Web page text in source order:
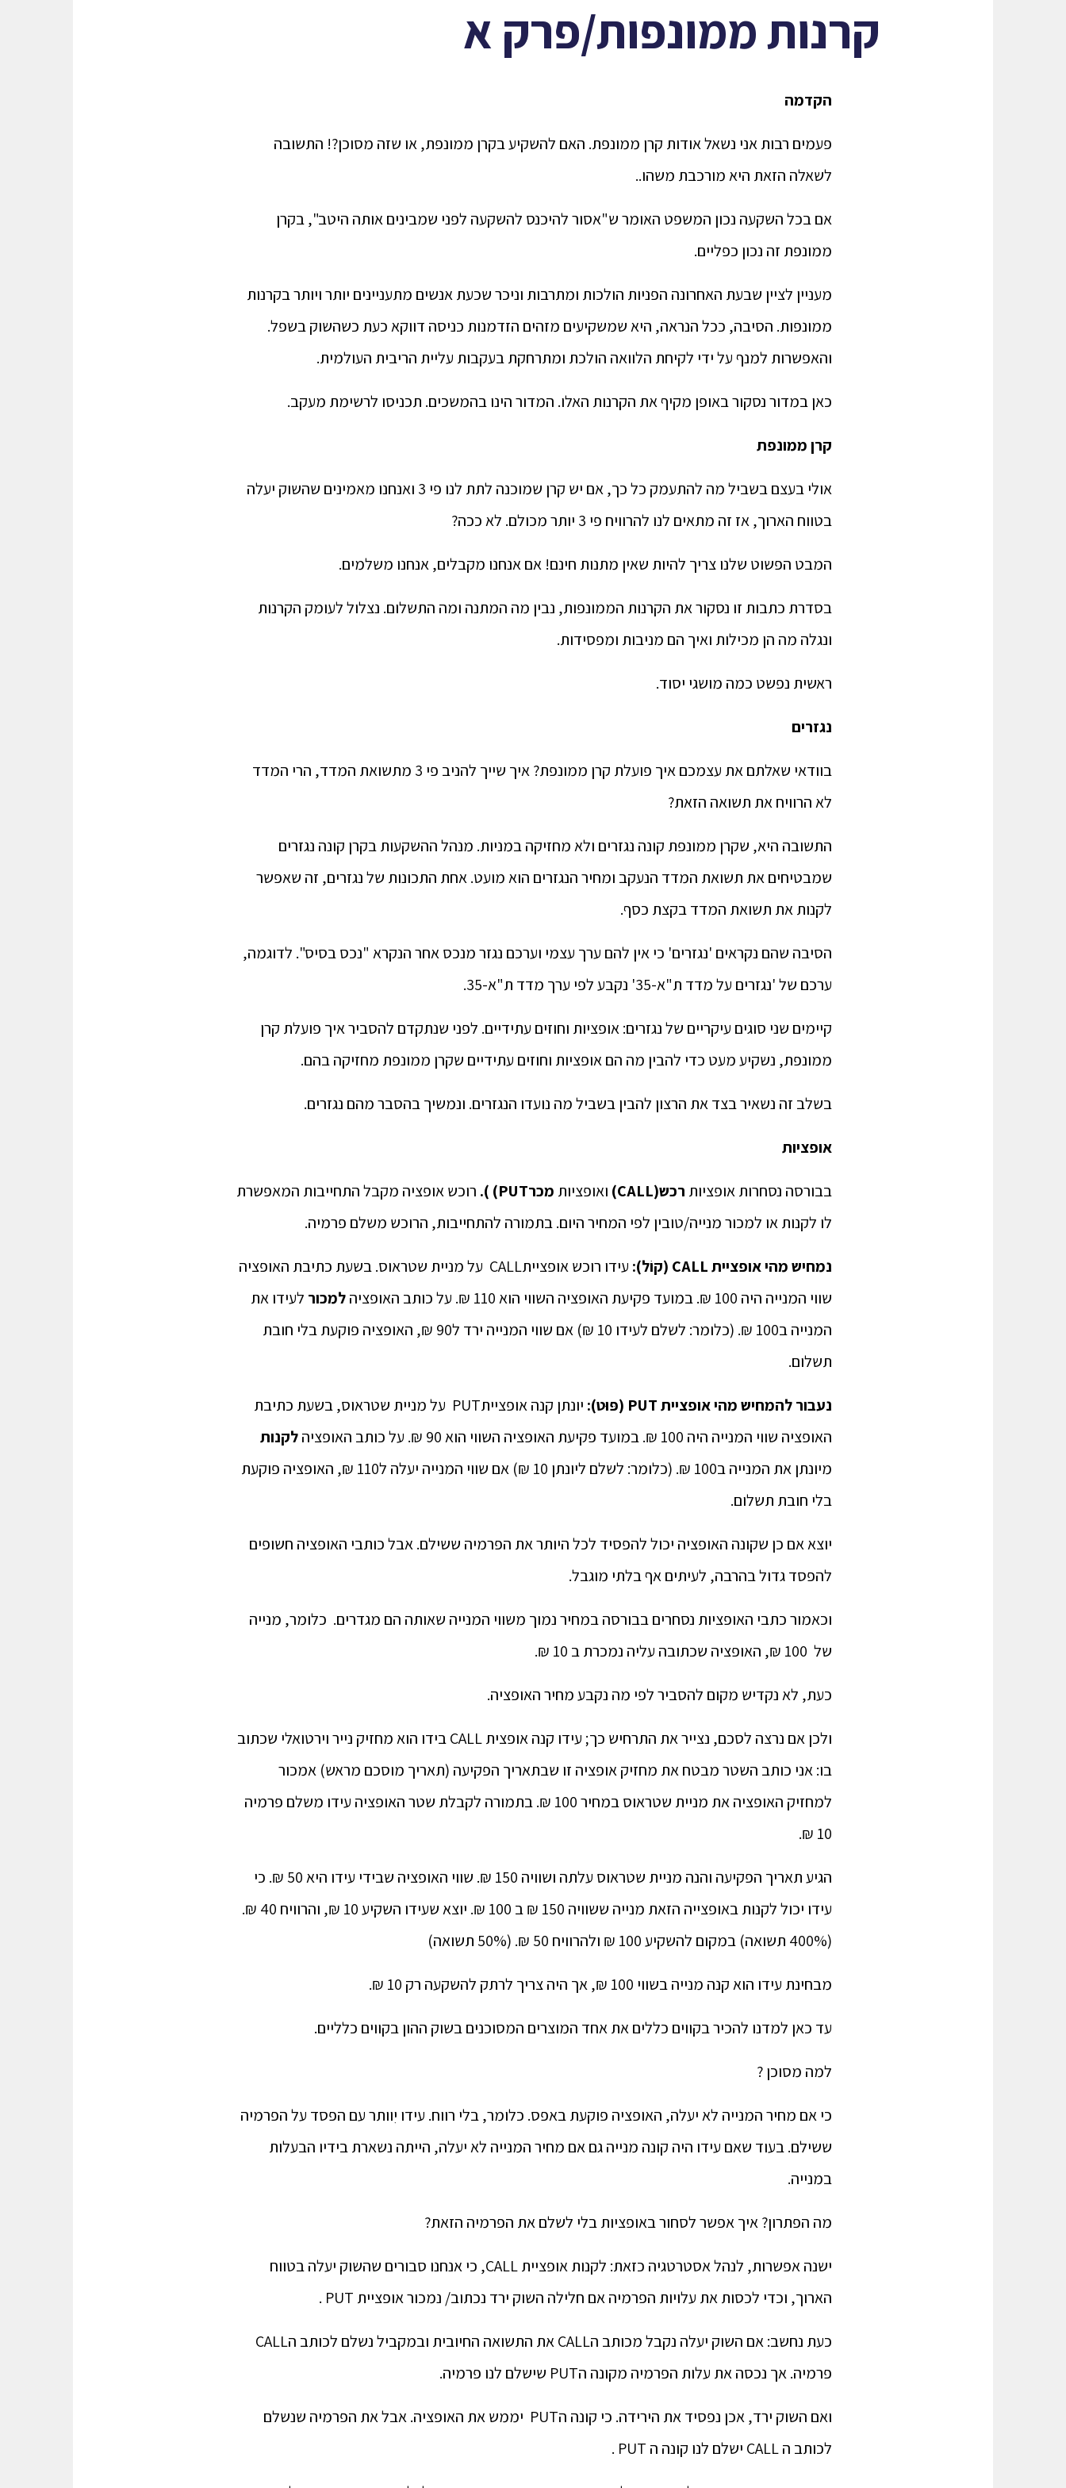
קרנות ממונפות/פרק א
הקדמה
פעמים רבות אני נשאל אודות קרן ממונפת. האם להשקיע בקרן ממונפת, או שזה מסוכן?! התשובה
לשאלה הזאת היא מורכבת משהו..
אם בכל השקעה נכון המשפט האומר ש"אסור להיכנס להשקעה לפני שמבינים אותה היטב", בקרן
ממונפת זה נכון כפליים.
מעניין לציין שבעת האחרונה הפניות הולכות ומתרבות וניכר שכעת אנשים מתעניינים יותר ויותר בקרנות
ממונפות. הסיבה, ככל הנראה, היא שמשקיעים מזהים הזדמנות כניסה דווקא כעת כשהשוק בשפל.
והאפשרות למנף על ידי לקיחת הלוואה הולכת ומתרחקת בעקבות עליית הריבית העולמית.
כאן במדור נסקור באופן מקיף את הקרנות האלו. המדור הינו בהמשכים. תכניסו לרשימת מעקב.
קרן ממונפת
אולי בעצם בשביל מה להתעמק כל כך, אם יש קרן שמוכנה לתת לנו פי 3 ואנחנו מאמינים שהשוק יעלה
בטווח הארוך, אז זה מתאים לנו להרוויח פי 3 יותר מכולם. לא ככה?
המבט הפשוט שלנו צריך להיות שאין מתנות חינם! אם אנחנו מקבלים, אנחנו משלמים.
בסדרת כתבות זו נסקור את הקרנות הממונפות, נבין מה המתנה ומה התשלום. נצלול לעומק הקרנות
ונגלה מה הן מכילות ואיך הם מניבות ומפסידות.
ראשית נפשט כמה מושגי יסוד.
נגזרים
בוודאי שאלתם את עצמכם איך פועלת קרן ממונפת? איך שייך להניב פי 3 מתשואת המדד, הרי המדד
לא הרוויח את תשואה הזאת?
התשובה היא, שקרן ממונפת קונה נגזרים ולא מחזיקה במניות. מנהל ההשקעות בקרן קונה נגזרים
שמבטיחים את תשואת המדד הנעקב ומחיר הנגזרים הוא מועט. אחת התכונות של נגזרים, זה שאפשר
לקנות את תשואת המדד בקצת כסף.
הסיבה שהם נקראים 'נגזרים' כי אין להם ערך עצמי וערכם נגזר מנכס אחר הנקרא "נכס בסיס". לדוגמה,
ערכם של 'נגזרים על מדד ת"א-35' נקבע לפי ערך מדד ת"א-35.
קיימים שני סוגים עיקריים של נגזרים: אופציות וחוזים עתידיים. לפני שנתקדם להסביר איך פועלת קרן
ממונפת, נשקיע מעט כדי להבין מה הם אופציות וחוזים עתידיים שקרן ממונפת מחזיקה בהם.
בשלב זה נשאיר בצד את הרצון להבין בשביל מה נועדו הנגזרים. ונמשיך בהסבר מהם נגזרים.
אופציות
בבורסה נסחרות אופציות רכש(CALL) ואופציות מכרPUT)
). רוכש אופציה מקבל התחייבות המאפשרת
לו לקנות או למכור מנייה/טובין לפי המחיר היום. בתמורה להתחייבות, הרוכש משלם פרמיה.
נמחיש מהי אופצייתCALL (קוֹל):
עידו רוכש אופצייתCALL על מניית שטראוס. בשעת כתיבת האופציה
שווי המנייה היה 100 ₪. במועד פקיעת האופציה השווי הוא 110 ₪. על כותב האופציה
למכור לעידו את
המנייה ב100 ₪. (כלומר: לשלם לעידו 10 ₪) אם שווי המנייה ירד ל90 ₪, האופציה פוקעת בלי חובת
תשלום.
נעבור להמחיש מהי אופצייתPUT
(פּוּט):
יונתן קנה אופצייתPUT על מניית שטראוס, בשעת כתיבת
האופציה שווי המנייה היה 100 ₪. במועד פקיעת האופציה השווי הוא 90 ₪. על כותב האופציה
לקנות
מיונתן את המנייה ב100 ₪. (כלומר: לשלם ליונתן 10 ₪) אם שווי המנייה יעלה ל110 ₪, האופציה פוקעת
בלי חובת תשלום.
יוצא אם כן שקונה האופציה יכול להפסיד לכל היותר את הפרמיה ששילם. אבל כותבי האופציה חשופים
להפסד גדול בהרבה, לעיתים אף בלתי מוגבל.
וכאמור כתבי האופציות נסחרים בבורסה במחיר נמוך משווי המנייה שאותה הם מגדרים. כלומר, מנייה
של 100 ₪, האופציה שכתובה עליה נמכרת ב 10 ₪.
כעת, לא נקדיש מקום להסביר לפי מה נקבע מחיר האופציה.
ולכן אם נרצה לסכם, נצייר את התרחיש כך; עידו קנה אופצית CALL בידו הוא מחזיק נייר וירטואלי שכתוב
בו: אני כותב השטר מבטח את מחזיק אופציה זו שבתאריך הפקיעה (תאריך מוסכם מראש) אמכור
למחזיק האופציה את מניית שטראוס במחיר 100 ₪. בתמורה לקבלת שטר האופציה עידו משלם פרמיה
10 ₪.
הגיע תאריך הפקיעה והנה מניית שטראוס עלתה ושוויה 150 ₪. שווי האופציה שבידי עידו היא 50 ₪. כי
עידו יכול לקנות באופצייה הזאת מנייה ששוויה 150 ₪ ב 100 ₪. יוצא שעידו השקיע 10 ₪, והרוויח 40 ₪.
(400% תשואה) במקום להשקיע 100 ₪ ולהרוויח 50 ₪. (50% תשואה)
מבחינת עידו הוא קנה מנייה בשווי 100 ₪, אך היה צריך לרתק להשקעה רק 10 ₪.
עד כאן למדנו להכיר בקווים כללים את אחד המוצרים המסוכנים בשוק ההון בקווים כלליים.
למה מסוכן ?
כי אם מחיר המנייה לא יעלה, האופציה פוקעת באפס. כלומר, בלי רווח. עידו יִוותר עם הפסד על הפרמיה
ששילם. בעוד שאם עידו היה קונה מנייה גם אם מחיר המנייה לא יעלה, הייתה נשארת בידיו הבעלות
במנייה.
מה הפתרון? איך אפשר לסחור באופציות בלי לשלם את הפרמיה הזאת?
ישנה אפשרות, לנהל אסטרטגיה כזאת: לקנות אופציית CALL, כי אנחנו סבורים שהשוק יעלה בטווח
הארוך, וכדי לכסות את עלויות הפרמיה אם חלילה השוק ירד נכתוב/ נמכור אופציית PUT .
כעת נחשב: אם השוק יעלה נקבל מכותב הCALL את התשואה החיובית ובמקביל נשלם לכותב הCALL
פרמיה. אך נכסה את עלות הפרמיה מקונה הPUT שישלם לנו פרמיה.
ואם השוק ירד, אכן נפסיד את הירידה. כי קונה הPUT יממש את האופציה. אבל את הפרמיה שנשלם
לכותב ה CALL ישלם לנו קונה ה PUT .